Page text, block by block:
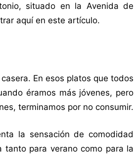
situado en la Avenida de
aquí en este artículo.
En esos platos que todos
éramos más jóvenes, pero
terminamos por no consumir.
la sensación de comodidad
tanto para verano como para la